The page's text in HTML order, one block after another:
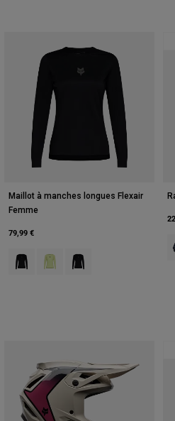
Maillot à manches longues Flexair
Femme
79,99 €
Product swatch type of Noir.
Product swatch type of Vert
Product swatch type of